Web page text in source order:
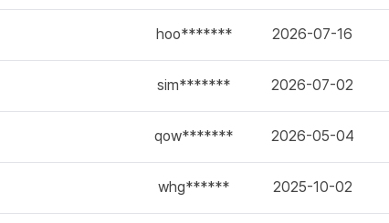
hoo******* 2026-07-16
sim******* 2026-07-02
qow******* 2026-05-04
whg****** 2025-10-02